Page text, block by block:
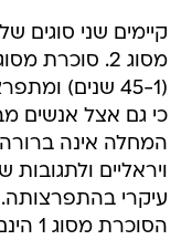
(45-1 שנים)
כי גם אצל אנשים
המחלה אינה ברורה
ויראליים
עיקרי